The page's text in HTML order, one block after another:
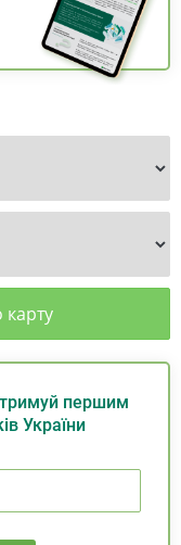
карту
першим
України